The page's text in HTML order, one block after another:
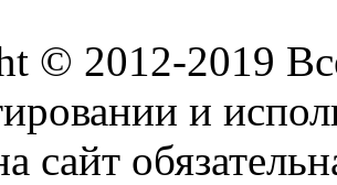
© 2012-2019
и
сайт